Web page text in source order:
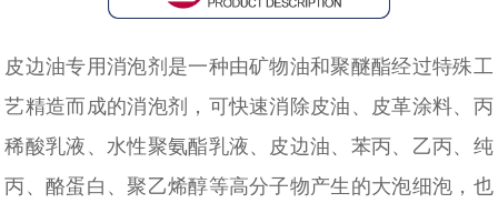
皮边油专用消泡剂是一种由矿物油和聚醚酯经过特殊工
艺精造而成的消泡剂，可快速消除皮油、皮革涂料、丙
稀酸乳液、水性聚氨酯乳液、皮边油、苯丙、乙丙、纯
丙、酪蛋白、聚乙烯醇等高分子物产生的大泡细泡，也